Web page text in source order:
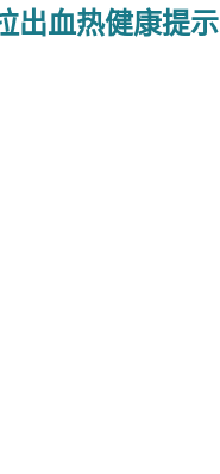
出血热健康提示